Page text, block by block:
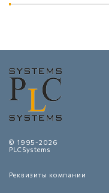
© 1995-2026
PLCSystems
Реквизиты компании